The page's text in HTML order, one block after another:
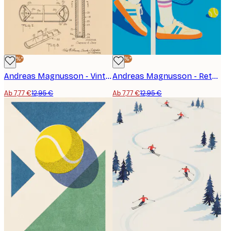
-40%*
Andreas Magnusson - Vintage Tennisschläger Patent Poster
Ab 7,77 €12,95 €
-40%*
Andreas Magnusson - Retro Tennisspieler Poster
Ab 7,77 €12,95 €